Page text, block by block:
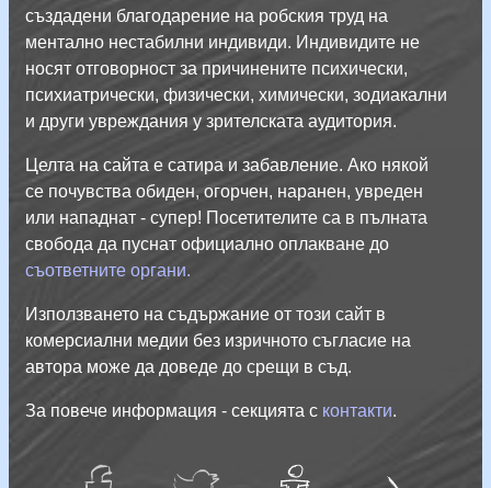
създадени благодарение на робския труд на
ментално нестабилни индивиди. Индивидите не
носят отговорност за причинените психически,
психиатрически, физически, химически, зодиакални
и други увреждания у зрителската аудитория.
Целта на сайта е сатира и забавление. Ако някой
се почувства обиден, огорчен, наранен, увреден
или нападнат - супер! Посетителите са в пълната
свобода да пуснат официално оплакване до
съответните органи.
Използването на съдържание от този сайт в
комерсиални медии без изричното съгласие на
автора може да доведе до срещи в съд.
За повече информация - секцията с контакти.
facebug twatter Тук